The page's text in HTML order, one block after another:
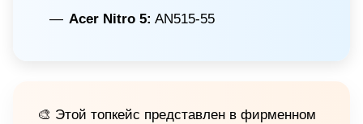
Acer Nitro 5: AN515-55
🎨 Этой топкейс представлен в фирменном